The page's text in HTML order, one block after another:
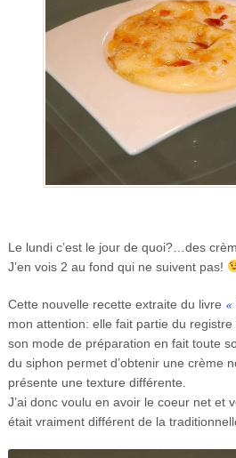
Le lundi c’est le jour de quoi?…des
J’en vois 2 au fond qui ne suivent pas!
Cette nouvelle recette extraite du livre «
mon attention: elle fait partie du
son mode de préparation en fait toute
du siphon permet d’obtenir une crème
présente une texture différente.
J’ai donc voulu en avoir le coeur net et
était vraiment différent de la